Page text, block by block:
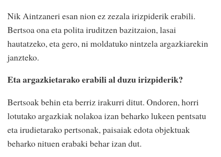
Nik Aintzaneri esan nion ez zezala irizpiderik erabili.
Bertsoa ona eta polita iruditzen bazitzaion, lasai
hautatzeko, eta gero, ni moldatuko nintzela argazkiarekin
janzteko.
Eta argazkietarako erabili al duzu irizpiderik?
Bertsoak behin eta berriz irakurri ditut. Ondoren, horri
lotutako argazkiak nolakoa izan beharko lukeen pentsatu
eta irudietarako pertsonak, paisaiak edota objektuak
beharko nituen erabaki behar izan dut.